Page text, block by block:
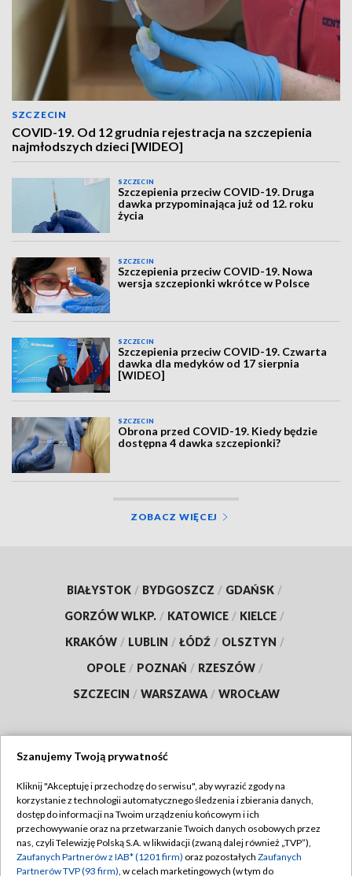
SZCZECIN
COVID-19. Od 12 grudnia rejestracja na szczepienia
najmłodszych dzieci [WIDEO]
SZCZECIN
Szczepienia przeciw COVID-19. Druga
dawka przypominająca już od 12. roku
życia
SZCZECIN
Szczepienia przeciw COVID-19. Nowa
wersja szczepionki wkrótce w Polsce
SZCZECIN
Szczepienia przeciw COVID-19. Czwarta
dawka dla medyków od 17 sierpnia
[WIDEO]
SZCZECIN
Obrona przed COVID-19. Kiedy będzie
dostępna 4 dawka szczepionki?
ZOBACZ WIĘCEJ
BIAŁYSTOK / BYDGOSZCZ / GDAŃSK /
GORZÓW WLKP. / KATOWICE / KIELCE /
KRAKÓW / LUBLIN / ŁÓDŹ / OLSZTYN /
OPOLE / POZNAŃ / RZESZÓW /
SZCZECIN / WARSZAWA / WROCŁAW
TVP
Abonament TVP
Emisja w TVP
Regulamin TVP
Polityka prywatności
Szanujemy Twoją prywatność
Kliknij "Akceptuję i przechodzę do serwisu", aby wyrazić zgody na
korzystanie z technologii automatycznego śledzenia i zbierania danych,
dostęp do informacji na Twoim urządzeniu końcowym i ich
przechowywanie oraz na przetwarzanie Twoich danych osobowych przez
nas, czyli Telewizję Polską S.A. w likwidacji (zwaną dalej również „TVP”),
Zaufanych Partnerów z IAB* (1201 firm) oraz pozostałych Zaufanych
Partnerów TVP (93 firm), w celach marketingowych (w tym do